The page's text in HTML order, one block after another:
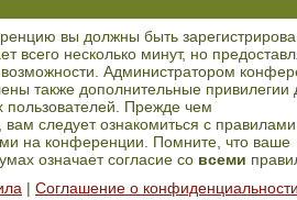
вы должны быть
всего несколько минут, но
Администратором
также дополнительные привилегии
пользователей. Прежде чем
вам следует ознакомиться с
на конференции. Помните, что ваше
означает согласие со всеми
Соглашение о